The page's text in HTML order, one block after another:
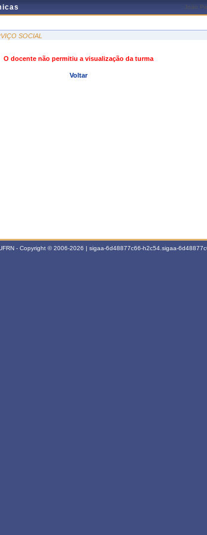
João
SOCIAL
O docente não permitiu a visualização da turma
Voltar
- Copyright © 2006-2026 | sigaa-6d48877c66-h2c54.sigaa-